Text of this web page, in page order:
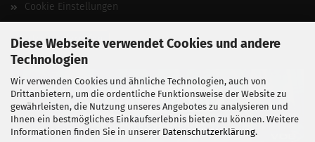
Diese Webseite verwendet Cookies und andere
Technologien
Wir verwenden Cookies und ähnliche Technologien, auch von
Drittanbietern, um die ordentliche Funktionsweise der Website zu
gewährleisten, die Nutzung unseres Angebotes zu analysieren und
Ihnen ein bestmögliches Einkaufserlebnis bieten zu können. Weitere
Informationen finden Sie in unserer Datenschutzerklärung.
Cookie Einstellungen
Vertrag widerrufen